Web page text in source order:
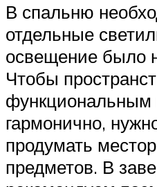
В спальню
отдельные
освещение было
Чтобы
функциональным
гармонично,
продумать
предметов. В